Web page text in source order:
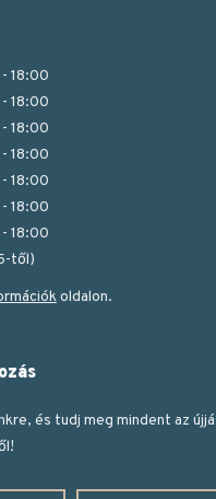
18:00
18:00
18:00
18:00
18:00
18:00
18:00
től)
oldalon.
és tudj meg mindent az